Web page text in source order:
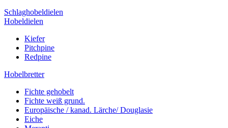
Schlaghobeldielen
Hobeldielen
Kiefer
Pitchpine
Redpine
Hobelbretter
Fichte gehobelt
Fichte weiß grund.
Europäische / kanad. Lärche/ Douglasie
Eiche